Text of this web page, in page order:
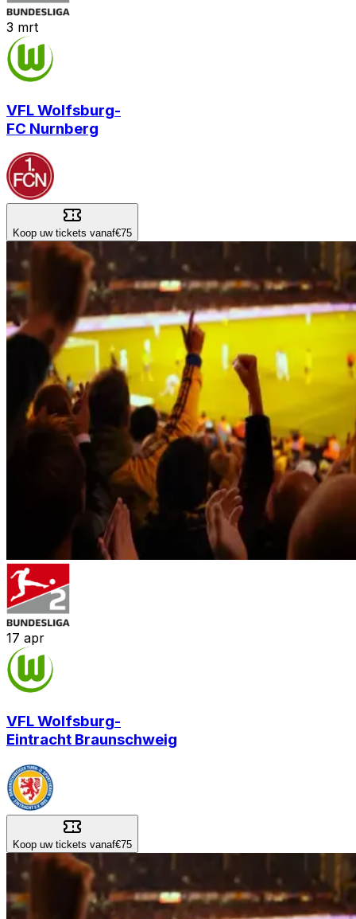
3 mrt
VFL Wolfsburg-
FC Nurnberg
Koop uw tickets vanaf€75
17 apr
VFL Wolfsburg-
Eintracht Braunschweig
Koop uw tickets vanaf€75